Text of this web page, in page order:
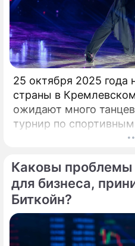
25 октября 2025 года
страны в
ожидают много
турнир по
"Кубок Кремля –
европейской и
программах среди
профессионалов и
Союза, президент
Танцевального
Каковы проблемы
для бизнеса,
Биткойн?